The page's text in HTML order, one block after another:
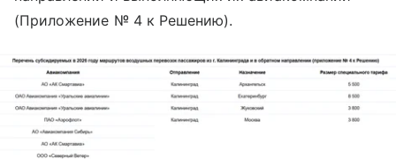
(Приложение № 4 к Решению).